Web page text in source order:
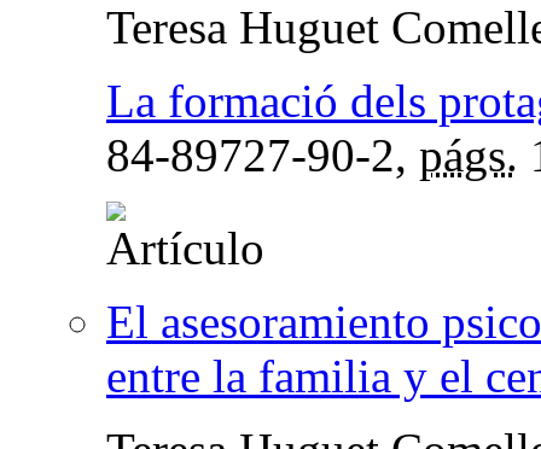
Teresa Huguet
La formació dels
84-89727-90-2, págs.
El asesoramiento
entre la familia y el